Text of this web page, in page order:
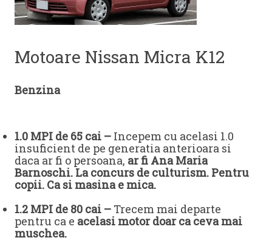
Motoare Nissan Micra K12
Benzina
1.0 MPI de 65 cai – Incepem cu acelasi 1.0
insuficient de pe generatia anterioara si
daca ar fi o persoana, ar fi Ana Maria
Barnoschi. La concurs de culturism. Pentru
copii. Ca si masina e mica.
1.2 MPI de 80 cai – Trecem mai departe
pentru ca e acelasi motor doar ca ceva mai
muschea.